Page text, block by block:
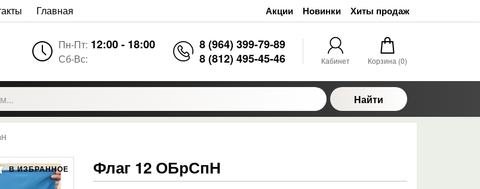
Главная Акции Новинки Хиты продаж
Пн-Пт: 12:00 - 18:00
Сб-Вс:
8 (964) 399-79-89
8 (812) 495-45-46
Кабинет Корзина (0)
Найти
В ИЗБРАННОЕ Флаг 12 ОБрСпН